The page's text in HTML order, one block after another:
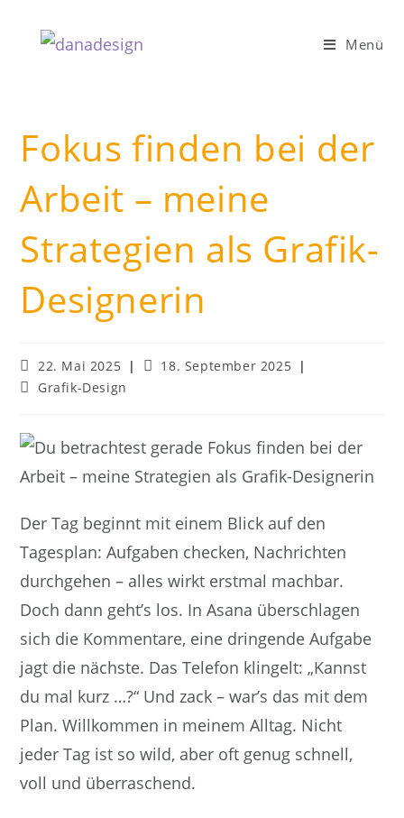
Menü
Fokus finden bei der
Arbeit – meine
Strategien als Grafik-
Designerin
Beitrag
veröffentlicht:
22. Mai 2025
Beitrag
18. September 2025
Beitrags-
Grafik-Design
Der Tag beginnt mit einem Blick auf den
Tagesplan: Aufgaben checken, Nachrichten
durchgehen – alles wirkt erstmal machbar.
Doch dann geht’s los. In Asana überschlagen
sich die Kommentare, eine dringende Aufgabe
jagt die nächste. Das Telefon klingelt: „Kannst
du mal kurz …?“ Und zack – war’s das mit dem
Plan. Willkommen in meinem Alltag. Nicht
jeder Tag ist so wild, aber oft genug schnell,
voll und überraschend.